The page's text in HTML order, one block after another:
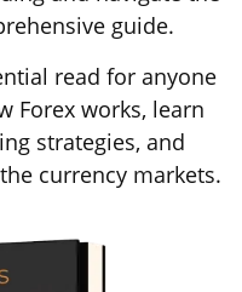
guide.
read for anyone
Forex works, learn
strategies, and
currency markets.